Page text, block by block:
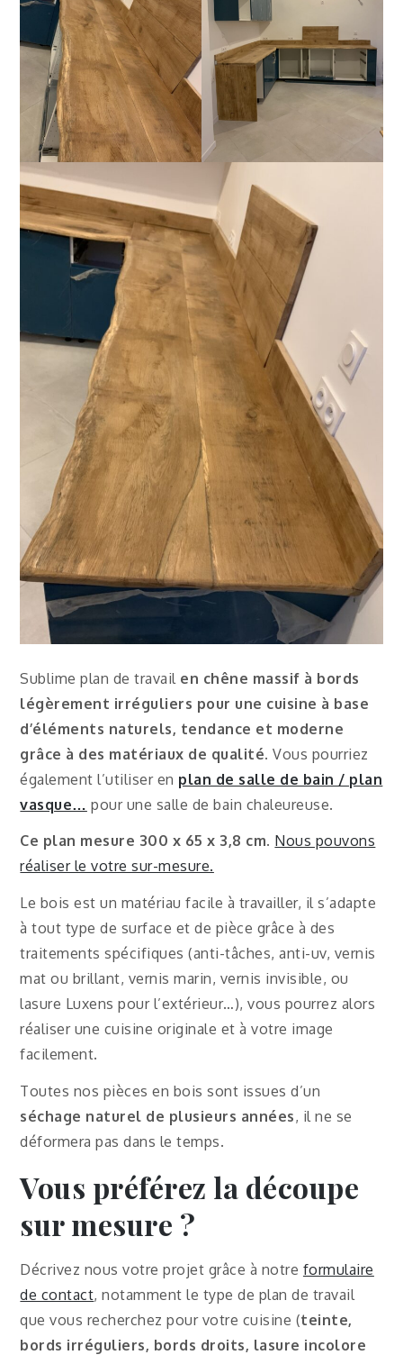
Sublime plan de travail en chêne massif à bords
légèrement irréguliers pour une cuisine à base
d’éléments naturels, tendance et moderne
grâce à des matériaux de qualité. Vous pourriez
également l’utiliser en plan de salle de bain / plan
vasque… pour une salle de bain chaleureuse.
Ce plan mesure 300 x 65 x 3,8 cm. Nous pouvons
réaliser le votre sur-mesure.
Le bois est un matériau facile à travailler, il s’adapte
à tout type de surface et de pièce grâce à des
traitements spécifiques (anti-tâches, anti-uv, vernis
mat ou brillant, vernis marin, vernis invisible, ou
lasure Luxens pour l’extérieur…), vous pourrez alors
réaliser une cuisine originale et à votre image
facilement.
Toutes nos pièces en bois sont issues d’un
séchage naturel de plusieurs années, il ne se
déformera pas dans le temps.
Vous préférez la découpe
sur mesure ?
Décrivez nous votre projet grâce à notre formulaire
de contact, notamment le type de plan de travail
que vous recherchez pour votre cuisine (teinte,
bords irréguliers, bords droits, lasure incolore